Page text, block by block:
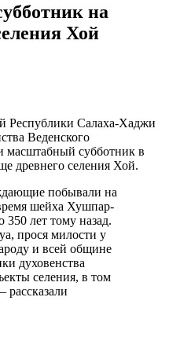
на
Хой
Республики Салаха-Хаджи
Веденского
масштабный субботник в
древнего селения Хой.
побывали на
шейха Хушпар-
350 лет тому назад.
прося милости у
и всей общине
духовенства
селения, в том